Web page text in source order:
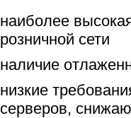
наиболее
розничной сети
наличие
низкие
серверов,